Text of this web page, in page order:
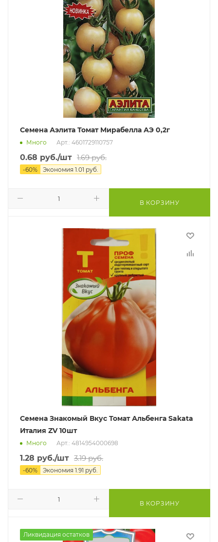
Семена Аэлита Томат Мирабелла АЭ 0,2г
Много Арт.: 4601729110757
0.68 руб./шт 1.69руб.
-60% Экономия 1.01 руб.
В КОРЗИНУ
Семена Знакомый Вкус Томат Альбенга Sakata
Италия ZV 10шт
Много Арт.: 4814954000698
1.28 руб./шт 3.19руб.
-60% Экономия 1.91 руб.
В КОРЗИНУ
Ликвидация остатков